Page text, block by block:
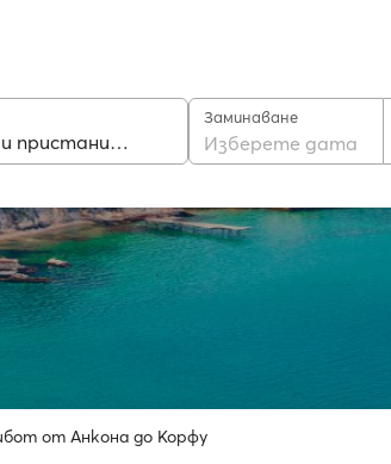
Заминаване
Изберете дата
от Анкона до Корфу